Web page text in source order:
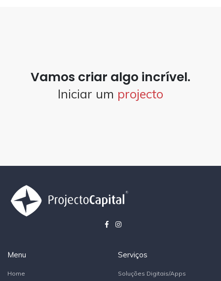
Vamos criar algo incrível.
Iniciar um projecto
Menu
Home
Serviços
Soluções Digitais/Apps